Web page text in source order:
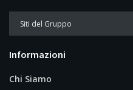
Informazioni
Chi Siamo